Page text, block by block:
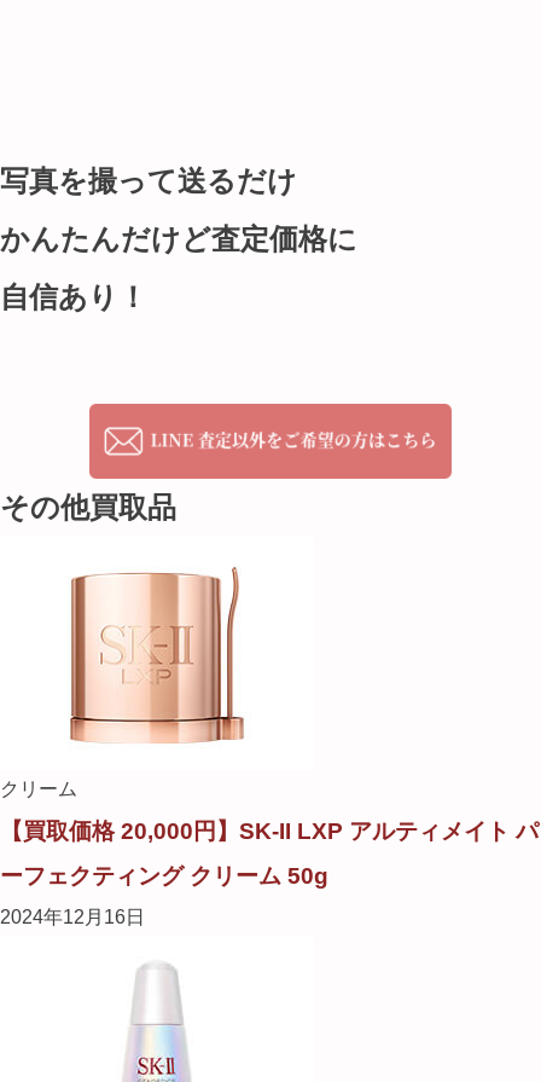
写真を撮って送るだけ
かんたんだけど査定価格に
自信あり！
その他買取品
クリーム
【買取価格 20,000円】SK-II LXP アルティメイト パ
ーフェクティング クリーム 50g
2024年12月16日